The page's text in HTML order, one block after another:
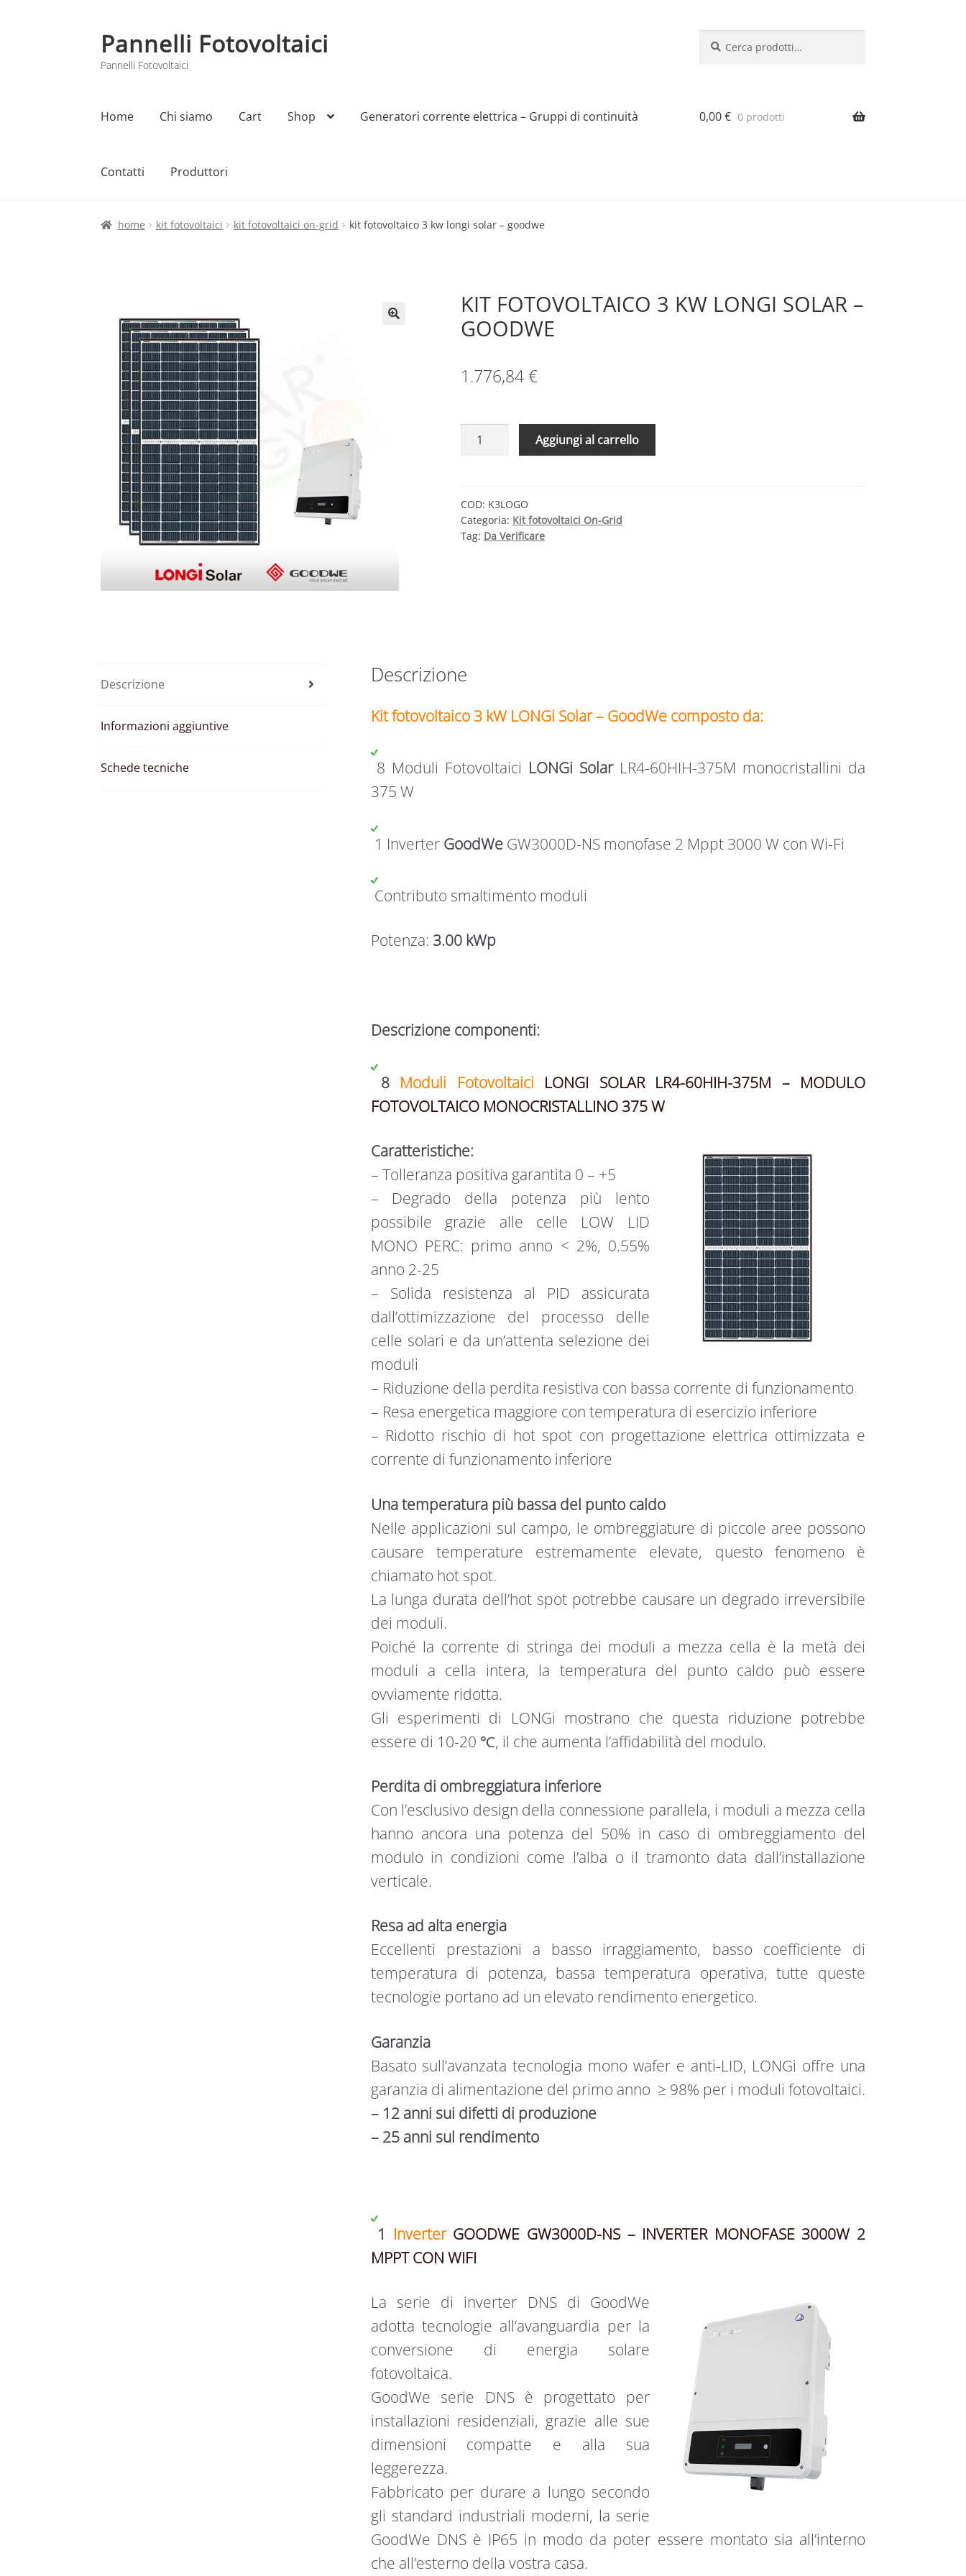
Vai
alla
navigazione
Vai
al
contenuto
Pannelli Fotovoltaici
Pannelli Fotovoltaici
Home Chi siamo Cart Shop Generatori corrente elettrica – Gruppi di continuità
Contatti Produttori
Home Cart Checkout Chi siamo Contatti My account Produttori Sample Page Shop
0,00€ 0 prodotti
home kit fotovoltaici kit fotovoltaici on-grid kit fotovoltaico 3 kw longi solar – goodwe
KIT FOTOVOLTAICO 3 KW LONGI SOLAR –
GOODWE
1.776,84€
FOTOVOLTAICO
LONGI
SOLAR
–
Aggiungi al carrello
COD: K3LOGO
Categoria: Kit fotovoltaici On-Grid
Tag: Da Verificare
Descrizione
Informazioni aggiuntive
Schede tecniche
Descrizione
Kit fotovoltaico 3 kW LONGi Solar – GoodWe composto da:
8 Moduli Fotovoltaici LONGi SolarLR4-60HIH-375M monocristallini da
375 W
1 Inverter GoodWeGW3000D-NS monofase 2 Mppt 3000 W con Wi-Fi
Contributo smaltimento moduli
Potenza: 3.00 kWp
Descrizione componenti:
8 Moduli Fotovoltaici
LONGI SOLAR LR4-60HIH-375M – MODULO
FOTOVOLTAICO MONOCRISTALLINO 375 W
Caratteristiche:
– Tolleranza positiva garantita 0 – +5
– Degrado della potenza più lento
possibile grazie alle celle LOW LID
MONO PERC: primo anno < 2%, 0.55%
anno 2-25
– Solida resistenza al PID assicurata
dall’ottimizzazione del processo delle
celle solari e da un’attenta selezione dei
moduli
– Riduzione della perdita resistiva con bassa corrente di funzionamento
– Resa energetica maggiore con temperatura di esercizio inferiore
– Ridotto rischio di hot spot con progettazione elettrica ottimizzata e
corrente di funzionamento inferiore​
Una temperatura più bassa del punto caldo
Nelle applicazioni sul campo, le ombreggiature di piccole aree possono
causare temperature estremamente elevate, questo fenomeno è
chiamato hot spot.
La lunga durata dell’hot spot potrebbe causare un degrado irreversibile
dei moduli.
Poiché la corrente di stringa dei moduli a mezza cella è la metà dei
moduli a cella intera, la temperatura del punto caldo può essere
ovviamente ridotta.
Gli esperimenti di LONGi mostrano che questa riduzione potrebbe
essere di 10-20 ℃, il che aumenta l’affidabilità del modulo.
Perdita di ombreggiatura inferiore
Con l’esclusivo design della connessione parallela, i moduli a mezza cella
hanno ancora una potenza del 50% in caso di ombreggiamento del
modulo in condizioni come l’alba o il tramonto data dall’installazione
verticale.
Resa ad alta energia
Eccellenti prestazioni a basso irraggiamento, basso coefficiente di
temperatura di potenza, bassa temperatura operativa, tutte queste
tecnologie portano ad un elevato rendimento energetico.
Garanzia
Basato sull’avanzata tecnologia mono waf​er e anti-LID, LONGi offre una
garanzia di alimentazione del primo anno ≥ 98% per i moduli fotovoltaici.
– 12 anni sui difetti di produzione
– 25 anni sul rendimento
​ 1 Inverter GOODWE GW3000D-NS – INVERTER MONOFASE 3000W 2
MPPT CON WIFI
La serie di inverter DNS di GoodWe
adotta tecnologie all’avanguardia per la
conversione di energia solare
fotovoltaica.
GoodWe serie DNS è progettato per
installazioni residenziali, grazie alle sue
dimensioni compatte e alla sua
leggerezza.
Fabbricato per durare a lungo secondo
gli standard industriali moderni, la serie
GoodWe DNS è IP65 in modo da poter essere montato sia all’interno
che all’esterno della vostra casa.